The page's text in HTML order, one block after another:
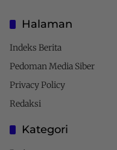
Halaman
Indeks Berita
Pedoman Media Siber
Privacy Policy
Redaksi
Kategori